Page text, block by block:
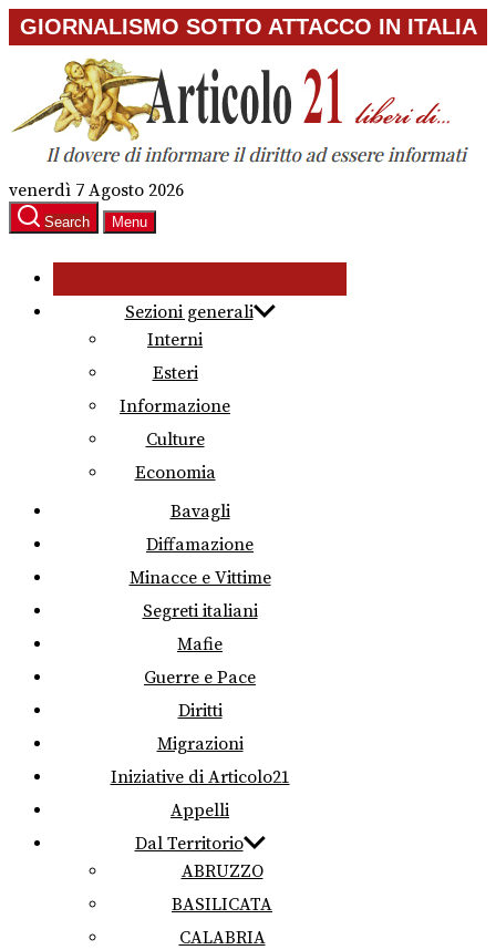
Skip
to
content
GIORNALISMO SOTTO ATTACCO IN ITALIA
venerdì 7 Agosto 2026
Search Menu
Sezioni generali
Interni
Esteri
Informazione
Culture
Economia
Bavagli
Diffamazione
Minacce e Vittime
Segreti italiani
Mafie
Guerre e Pace
Diritti
Migrazioni
Iniziative di Articolo21
Appelli
Dal Territorio
ABRUZZO
BASILICATA
CALABRIA